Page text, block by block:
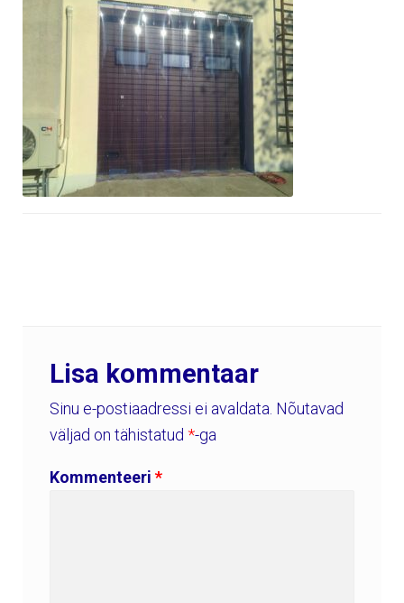
Lisa kommentaar
Sinu e-postiaadressi ei avaldata. Nõutavad
väljad on tähistatud *-ga
Kommenteeri *